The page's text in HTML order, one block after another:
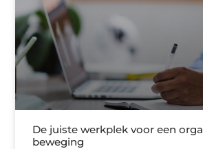
De juiste werkplek voor een
beweging